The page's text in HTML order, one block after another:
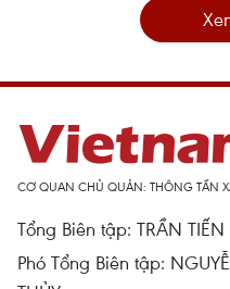
CƠ QUAN CHỦ QUẢN: THÔNG TẤN
Tổng Biên tập: TRẦN
Phó Tổng Biên tập: